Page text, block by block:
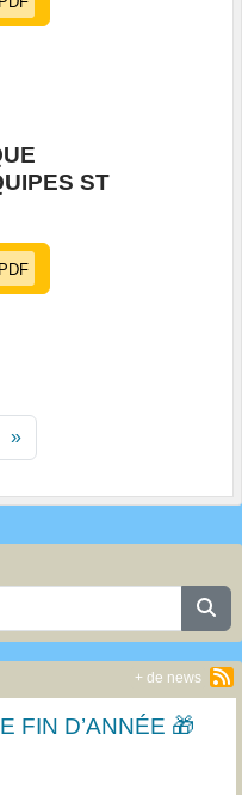
ST
PDF
»
FIN D’ANNÉE 🎁
+ de news